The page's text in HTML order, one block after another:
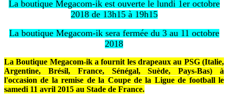
La boutique Megacom-ik est ouverte le lundi 1er octobre
2018 de 13h15 à 19h15
La boutique Megacom-ik sera fermée du 3 au 11 octobre
2018
La Boutique Megacom-ik a fournit les drapeaux au PSG (Italie,
Argentine, Brésil, France, Sénégal, Suède, Pays-Bas) à
l'occasion de la remise de la Coupe de la Ligue de football le
samedi 11 avril 2015 au Stade de France.